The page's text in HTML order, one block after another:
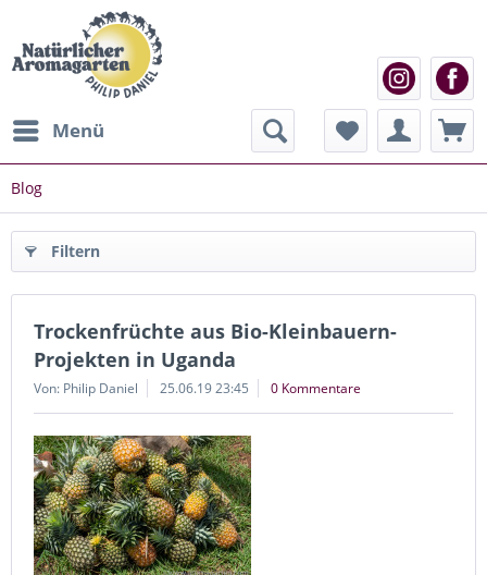
Menü
Blog
Filtern
Trockenfrüchte aus Bio-Kleinbauern-
Projekten in Uganda
Von: Philip Daniel 25.06.19 23:45 0 Kommentare